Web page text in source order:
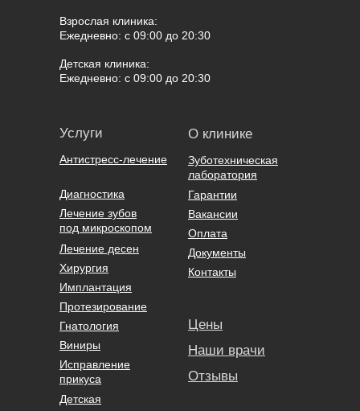
Взрослая клиника:
Ежедневно: с 09:00 до 20:30
Детская клиника:
Ежедневно: с 09:00 до 20:30
Антистресс-лечение
Диагностика
Лечение зубов
под микроскопом
Лечение десен
Хирургия
Имплантация
Протезирование
Гнатология
Исправление
прикуса
Виниры
Детская
Услуги
Зуботехническая
лаборатория
Гарантии
Вакансии
Оплата
Документы
О клинике
Цены
Наши врачи
Отзывы
Контакты